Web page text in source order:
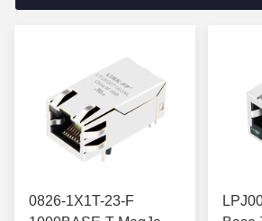
0826-1X1T-23-F